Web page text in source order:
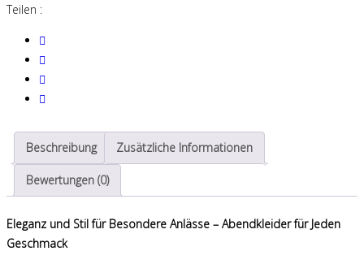
Teilen :
Beschreibung Zusätzliche Informationen
Bewertungen (0)
Eleganz und Stil für Besondere Anlässe – Abendkleider für Jeden
Geschmack